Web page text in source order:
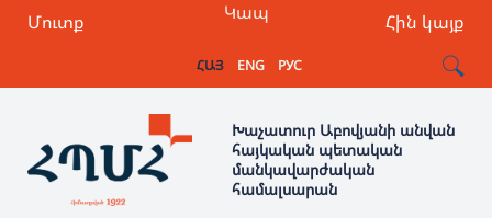
Մուտք Հին կայք
Կապ
ՀԱՅ ENG РУС
Խաչատուր Աբովյանի անվան
հայկական պետական
մանկավարժական
համալսարան